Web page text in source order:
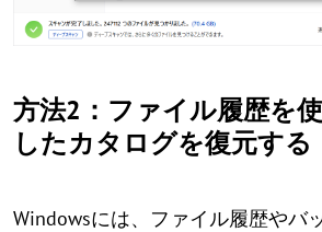
方法2：ファイル履歴を
したカタログを復元する
Windowsには、ファイル履歴やバ